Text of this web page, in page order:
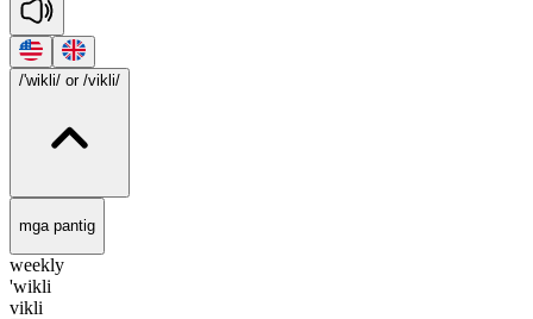
/'wikli/ or /vikli/
mga pantig
weekly
'wikli
vikli